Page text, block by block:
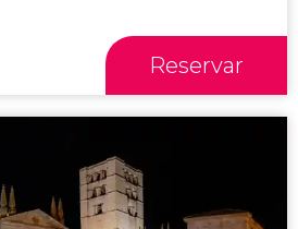
Reservar